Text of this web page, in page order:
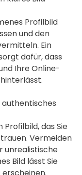
Profilbild
und den
Ein
dafür, dass
Ihre Online-
authentisches
das Sie
Vermeiden
unrealistische
Bild lässt Sie